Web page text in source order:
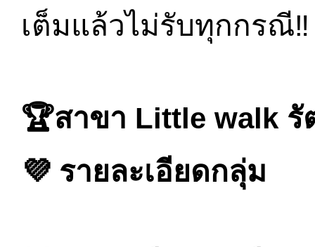
เต็มแล้วไม่รับทุกกรณี‼️
🏆สาขา Little walk รั
💜 รายละเอียดกลุ่ม